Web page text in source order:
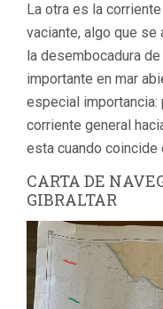
La otra es la
vaciante, algo que se
la desembocadura
importante en mar
especial importancia:
corriente general
esta cuando coincide
CARTA DE
GIBRALTAR